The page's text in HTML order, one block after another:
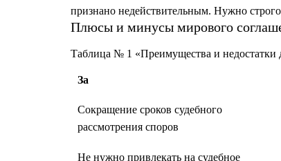
признано недействительным. Нужно
Плюсы и минусы мирового
Таблица № 1 «Преимущества и недостатки
За
Сокращение сроков судебного
рассмотрения споров
Не нужно привлекать на судебное